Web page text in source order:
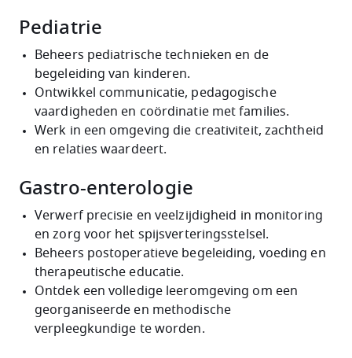
Pediatrie
Beheers pediatrische technieken en de
begeleiding van kinderen.
Ontwikkel communicatie, pedagogische
vaardigheden en coördinatie met families.
Werk in een omgeving die creativiteit, zachtheid
en relaties waardeert.
Gastro-enterologie
Verwerf precisie en veelzijdigheid in monitoring
en zorg voor het spijsverteringsstelsel.
Beheers postoperatieve begeleiding, voeding en
therapeutische educatie.
Ontdek een volledige leeromgeving om een
georganiseerde en methodische
verpleegkundige te worden.